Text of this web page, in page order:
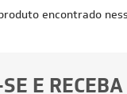
encontrado
E RECEBA